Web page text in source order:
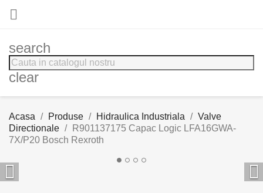

search
clear
Acasa Produse Hidraulica Industriala
Valve
Directionale
R901137175 Capac Logic LFA16GWA-
7X/P20 Bosch Rexroth
 